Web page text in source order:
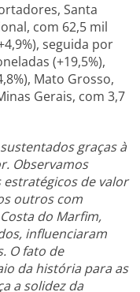
Santa
com 62,5 mil
seguida por
(+19,5%),
Mato Grosso,
Gerais, com 3,7
graças à
Observamos
de valor
outros com
do Marfim,
influenciaram
O fato de
da história para as
a solidez da